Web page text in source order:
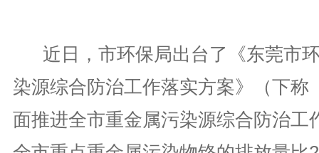
近日，市环保局出台了《东莞市
染源综合防治工作落实方案》（下称
面推进全市重金属污染源综合防治工